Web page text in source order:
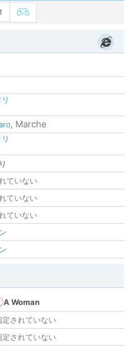
, Marche
ていない
ていない
ていない
A Woman
定されていない
定されていない